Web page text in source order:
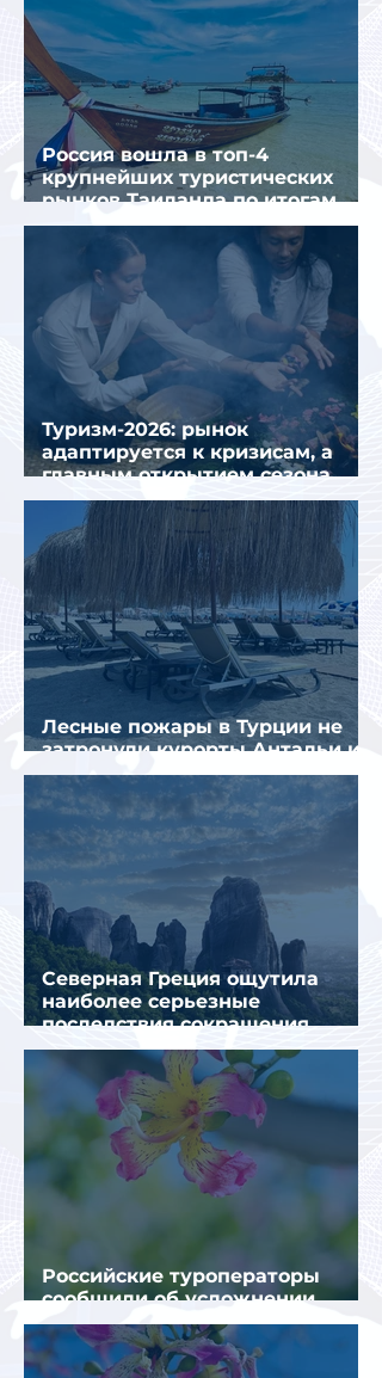
Россия вошла в топ-4
крупнейших туристических
рынков Таиланда по итогам
семи месяцев 2026 года
Туризм-2026: рынок
адаптируется к кризисам, а
главным открытием сезона
стал Вьетнам
Лесные пожары в Турции не
затронули курорты Антальи и
Муглы
Северная Греция ощутила
наиболее серьезные
последствия сокращения
турпотока из России
Российские туроператоры
сообщили об усложнении
получения виз в Грецию